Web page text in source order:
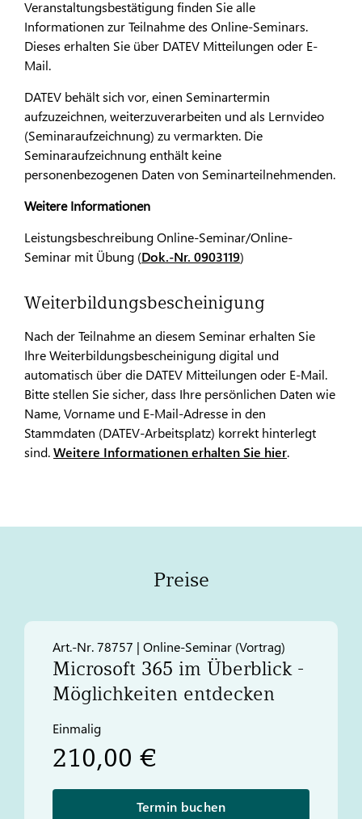
Veranstaltungsbestätigung finden Sie alle
Informationen zur Teilnahme des Online-Seminars.
Dieses erhalten Sie über DATEV Mitteilungen oder E-
Mail.
DATEV behält sich vor, einen Seminartermin
aufzuzeichnen, weiterzuverarbeiten und als Lernvideo
(Seminaraufzeichnung) zu vermarkten. Die
Seminaraufzeichnung enthält keine
personenbezogenen Daten von Seminarteilnehmenden.
Weitere Informationen
Leistungsbeschreibung Online-Seminar/Online-
Seminar mit Übung (Dok.-Nr. 0903119)
Weiterbildungsbescheinigung
Nach der Teilnahme an diesem Seminar erhalten Sie
Ihre Weiterbildungsbescheinigung digital und
automatisch über die DATEV Mitteilungen oder E-Mail.
Bitte stellen Sie sicher, dass Ihre persönlichen Daten wie
Name, Vorname und E-Mail-Adresse in den
Stammdaten (DATEV-Arbeitsplatz) korrekt hinterlegt
sind.Weitere Informationen erhalten Sie hier.
Preise
Art.-Nr. 78757 | Online-Seminar (Vortrag)​
Microsoft 365 im Überblick -
Möglichkeiten entdecken
Einmalig
210,00 €
Termin buchen